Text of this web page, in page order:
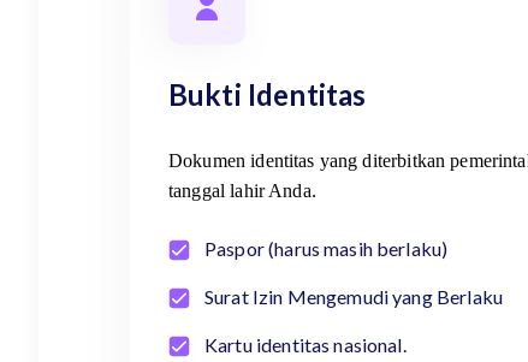
Bukti Identitas
Dokumen identitas yang diterbitkan
tanggal lahir Anda.
Paspor (harus masih berlaku)
Surat Izin Mengemudi yang Berlaku
Kartu identitas nasional.